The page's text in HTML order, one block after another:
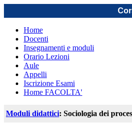
Home
Docenti
Insegnamenti e moduli
Orario Lezioni
Aule
Appelli
Iscrizione Esami
Home FACOLTA'
Moduli didattici: Sociologia dei